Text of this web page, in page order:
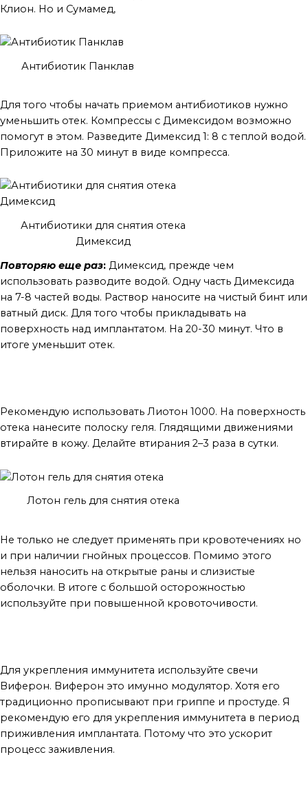
Клион. Но и Сумамед,
Антибиотик Панклав
Для того чтобы начать приемом антибиотиков нужно
уменьшить отек. Компрессы с Димексидом возможно
помогут в этом. Разведите Димексид 1: 8 с теплой водой.
Приложите на 30 минут в виде компресса.
Антибиотики для снятия отека
Димексид
Повторяю еще раз: Димексид, прежде чем
использовать разводите водой. Одну часть Димексида
на 7-8 частей воды. Раствор наносите на чистый бинт или
ватный диск. Для того чтобы прикладывать на
поверхность над имплантатом. На 20-30 минут. Что в
итоге уменьшит отек.
Рекомендую использовать Лиотон 1000. На поверхность
отека нанесите полоску геля. Глядящими движениями
втирайте в кожу. Делайте втирания 2–3 раза в сутки.
Лотон гель для снятия отека
Не только не следует применять при кровотечениях но
и при наличии гнойных процессов. Помимо этого
нельзя наносить на открытые раны и слизистые
оболочки. В итоге с большой осторожностью
используйте при повышенной кровоточивости.
Для укрепления иммунитета используйте свечи
Виферон. Виферон это имунно модулятор. Хотя его
традиционно прописывают при гриппе и простуде. Я
рекомендую его для укрепления иммунитета в период
приживления имплантата. Потому что это ускорит
процесс заживления.